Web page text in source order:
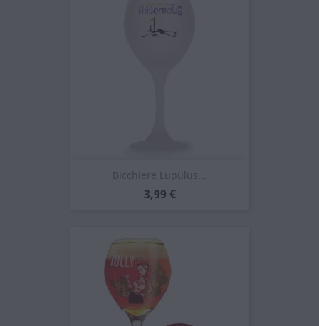
Bicchiere Lupulus...
Prezzo
3,99 €